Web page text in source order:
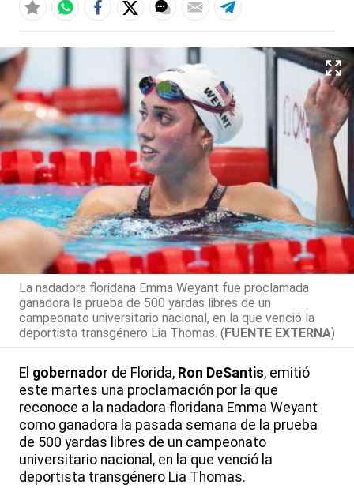
La nadadora floridana Emma Weyant fue proclamada
ganadora la prueba de 500 yardas libres de un
campeonato universitario nacional, en la que venció la
deportista transgénero Lia Thomas. (FUENTE EXTERNA)
El gobernador de Florida, Ron DeSantis, emitió
este martes una proclamación por la que
reconoce a la nadadora floridana Emma Weyant
como ganadora la pasada semana de la prueba
de 500 yardas libres de un campeonato
universitario nacional, en la que venció la
deportista transgénero Lia Thomas.